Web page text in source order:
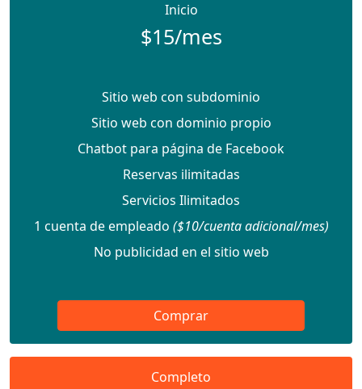
Inicio
$15/mes
Sitio web con subdominio
Sitio web con dominio propio
Chatbot para página de Facebook
Reservas ilimitadas
Servicios Ilimitados
1 cuenta de empleado ($10/cuenta adicional/mes)
No publicidad en el sitio web
Comprar
Completo